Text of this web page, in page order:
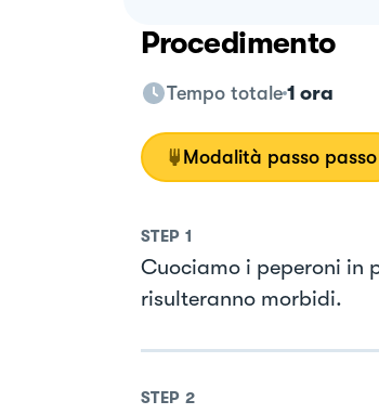
Procedimento
Tempo totale 1 ora
Modalità passo passo
STEP 1
Cuociamo i peperoni in
risulteranno morbidi.
STEP 2